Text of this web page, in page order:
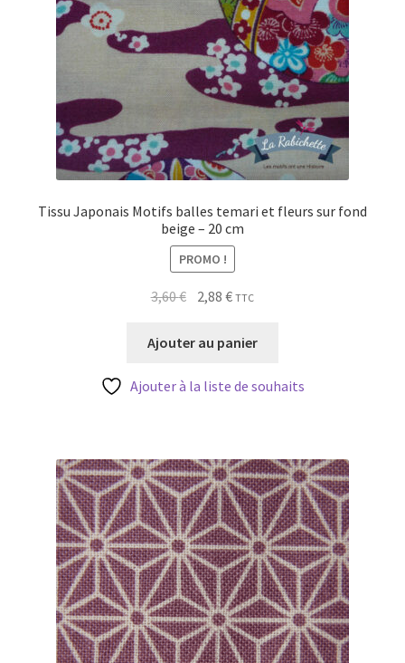
Tissu Japonais Motifs balles temari et fleurs sur fond
beige – 20 cm
PROMO !
3,60€ Le
initial
3,60 €.
2,88€Le
actuel
2,88 €.
TTC
Ajouter au panier
Ajouter à la liste de souhaits